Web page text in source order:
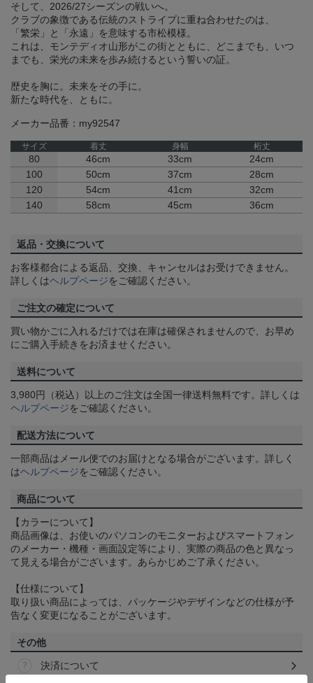
そして、2026/27シーズンの戦いへ。
クラブの象徴である伝統のストライプに重ね合わせたのは、
「繁栄」と「永遠」を意味する市松模様。
これは、モンテディオ山形がこの街とともに、どこまでも、いつ
までも、栄光の未来を歩み続けるという誓いの証。
歴史を胸に。未来をその手に。
新たな時代を、ともに。
メーカー品番：my92547
サイズ 着丈 身幅 桁丈
80 46cm 33cm
24cm
100
50cm 37cm
28cm
120
54cm 41cm
32cm
140
58cm 45cm 36cm
返品・交換について
お客様都合による返品、交換、キャンセルはお受けできません。
詳しくはヘルプページをご確認ください。
ご注文の確定について
買い物かごに入れるだけでは在庫は確保されませんので、お早め
にご購入手続きをお済ませください。
送料について
3,980円（税込）以上のご注文は全国一律送料無料です。詳しくは
ヘルプページをご確認ください。
配送方法について
一部商品はメール便でのお届けとなる場合がございます。詳しく
はヘルプページをご確認ください。
商品について
【カラーについて】
商品画像は、お使いのパソコンのモニターおよびスマートフォン
のメーカー・機種・画面設定等により、実際の商品の色と異なっ
て見える場合がございます。あらかじめご了承ください。
【仕様について】
取り扱い商品によっては、パッケージやデザインなどの仕様が予
告なく変更になることがございます。
その他
決済について